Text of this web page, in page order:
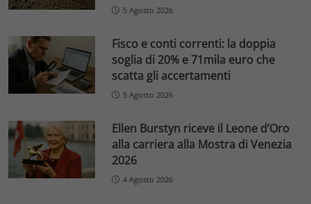
5 Agosto 2026
Fisco e conti correnti: la doppia
soglia di 20% e 71mila euro che
scatta gli accertamenti
5 Agosto 2026
Ellen Burstyn riceve il Leone d’Oro
alla carriera alla Mostra di Venezia
2026
4 Agosto 2026